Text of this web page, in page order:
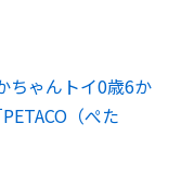
ちゃんトイ0歳6か
（ぺた